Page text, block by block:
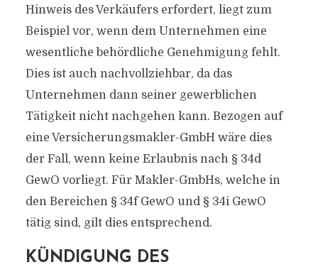
Hinweis des Verkäufers erfordert, liegt zum
Beispiel vor, wenn dem Unternehmen eine
wesentliche behördliche Genehmigung fehlt.
Dies ist auch nachvollziehbar, da das
Unternehmen dann seiner gewerb­lichen
Tätigkeit nicht nachgehen kann. Bezogen auf
eine Versicherungsmakler-GmbH wäre dies
der Fall, wenn keine Erlaubnis nach § 34d
GewO vorliegt. Für Makler-GmbHs, welche in
den Bereichen § 34f GewO und § 34i GewO
tätig sind, gilt dies entsprechend.
KÜNDIGUNG DES